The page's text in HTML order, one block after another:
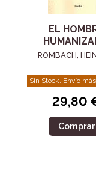
EL
ROMBACH,
Sin Stock. Envío
29,80
Comprar